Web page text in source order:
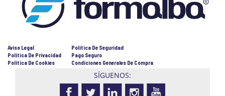
Aviso Legal
Política De Privacidad
Política De Cookies
Política De Seguridad
Pago Seguro
Condiciones Generales De Compra
SÍGUENOS: